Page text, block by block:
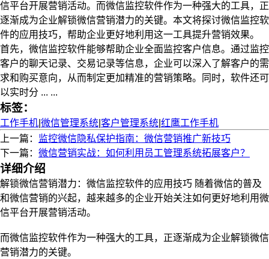
信平台开展营销活动。而微信监控软件作为一种强大的工具，正
逐渐成为企业解锁微信营销潜力的关键。本文将探讨微信监控软
件的应用技巧，帮助企业更好地利用这一工具提升营销效果。
首先，微信监控软件能够帮助企业全面监控客户信息。通过监控
客户的聊天记录、交易记录等信息，企业可以深入了解客户的需
求和购买意向，从而制定更加精准的营销策略。同时，软件还可
以实时分 ... ...
标签：
工作手机 微信管理系统 客户管理系统 红鹰工作手机
上一篇：
监控微信隐私保护指南：微信营销推广新技巧
下一篇： 微信营销实战：如何利用员工管理系统拓展客户？
详细介绍
解锁微信营销潜力：微信监控软件的应用技巧 随着微信的普及
和微信营销的兴起，越来越多的企业开始关注如何更好地利用微
信平台开展营销活动。
而微信监控软件作为一种强大的工具，正逐渐成为企业解锁微信
营销潜力的关键。